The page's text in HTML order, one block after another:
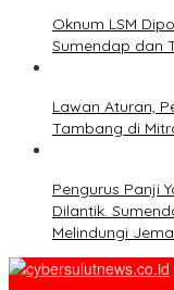
Oknum LSM
Sumendap dan
Lawan Aturan,
Tambang di
Pengurus Panji
Dilantik.
Melindungi